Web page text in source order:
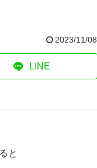
2023/11/08
LINE
と